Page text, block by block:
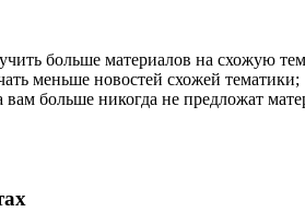
больше материалов на схожую
меньше новостей схожей тематики;
больше никогда не предложат